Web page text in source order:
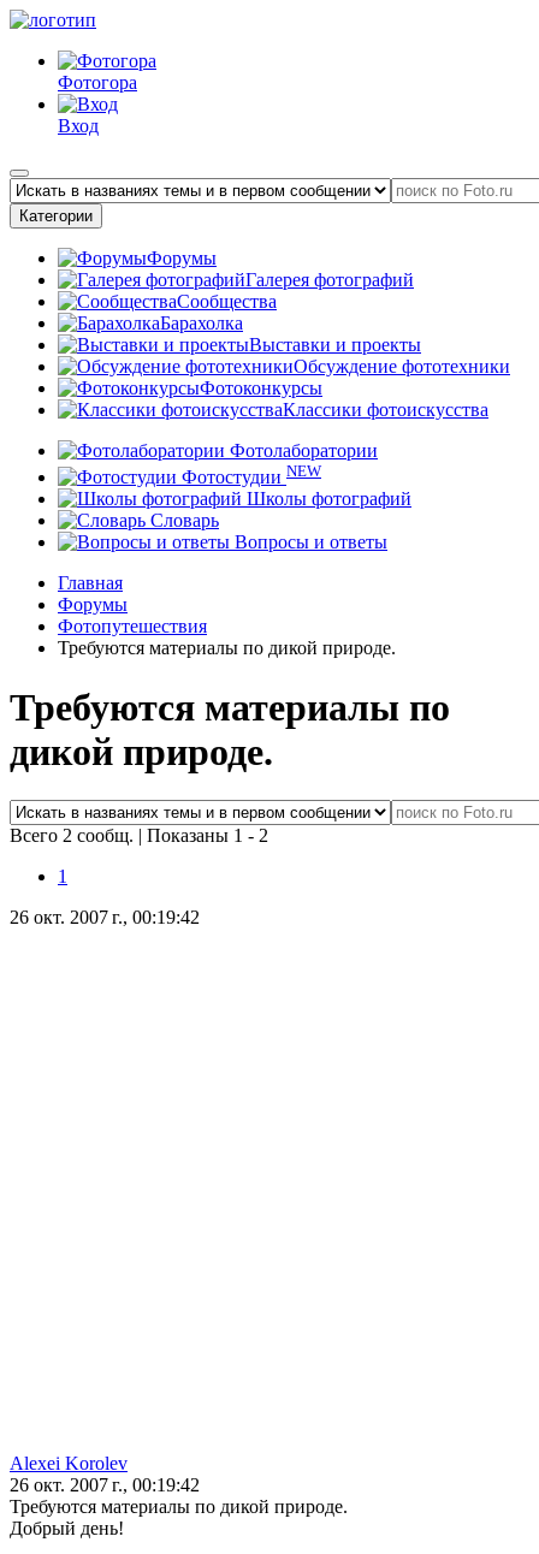
Фотогора
Вход
Категории
Форумы
Галерея фотографий
Сообщества
Барахолка
Выставки и проекты
Обсуждение фототехники
Фотоконкурсы
Классики фотоискусства
Фотолаборатории
Фотостудии NEW
Школы фотографий
Словарь
Вопросы и ответы
Главная
Форумы
Фотопутешествия
Требуются материалы по дикой природе.
Требуются материалы по
дикой природе.
Всего 2 сообщ. | Показаны 1 - 2
1
26 окт. 2007 г., 00:19:42
Alexei Korolev
26 окт. 2007 г., 00:19:42
Требуются материалы по дикой природе.
Добрый день!